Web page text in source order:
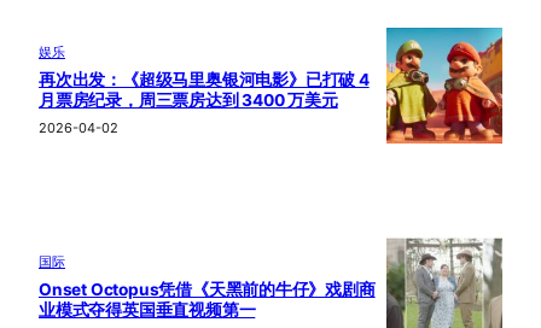
娱乐
再次出发：《超级马里奥银河电影》已打破 4
月票房纪录，周三票房达到 3400 万美元
2026-04-02
国际
Onset Octopus凭借《天黑前的牛仔》戏剧商
业模式夺得英国垂直视频第一